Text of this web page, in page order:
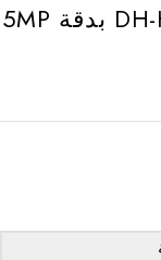
كاميرا مراقبة داهوا DH-HAC-HFW1509CP-L بدقة 5MP